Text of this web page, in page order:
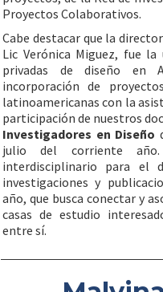
Proyectos Colaborativos.
Cabe destacar que la
Lic Verónica Miguez, fue
privadas de diseño en
incorporación de
latinoamericanas con la
participación de nuestros
Investigadores en Diseño
julio del corriente
interdisciplinario para el
investigaciones y
año, que busca conectar y
casas de estudio
entre sí.